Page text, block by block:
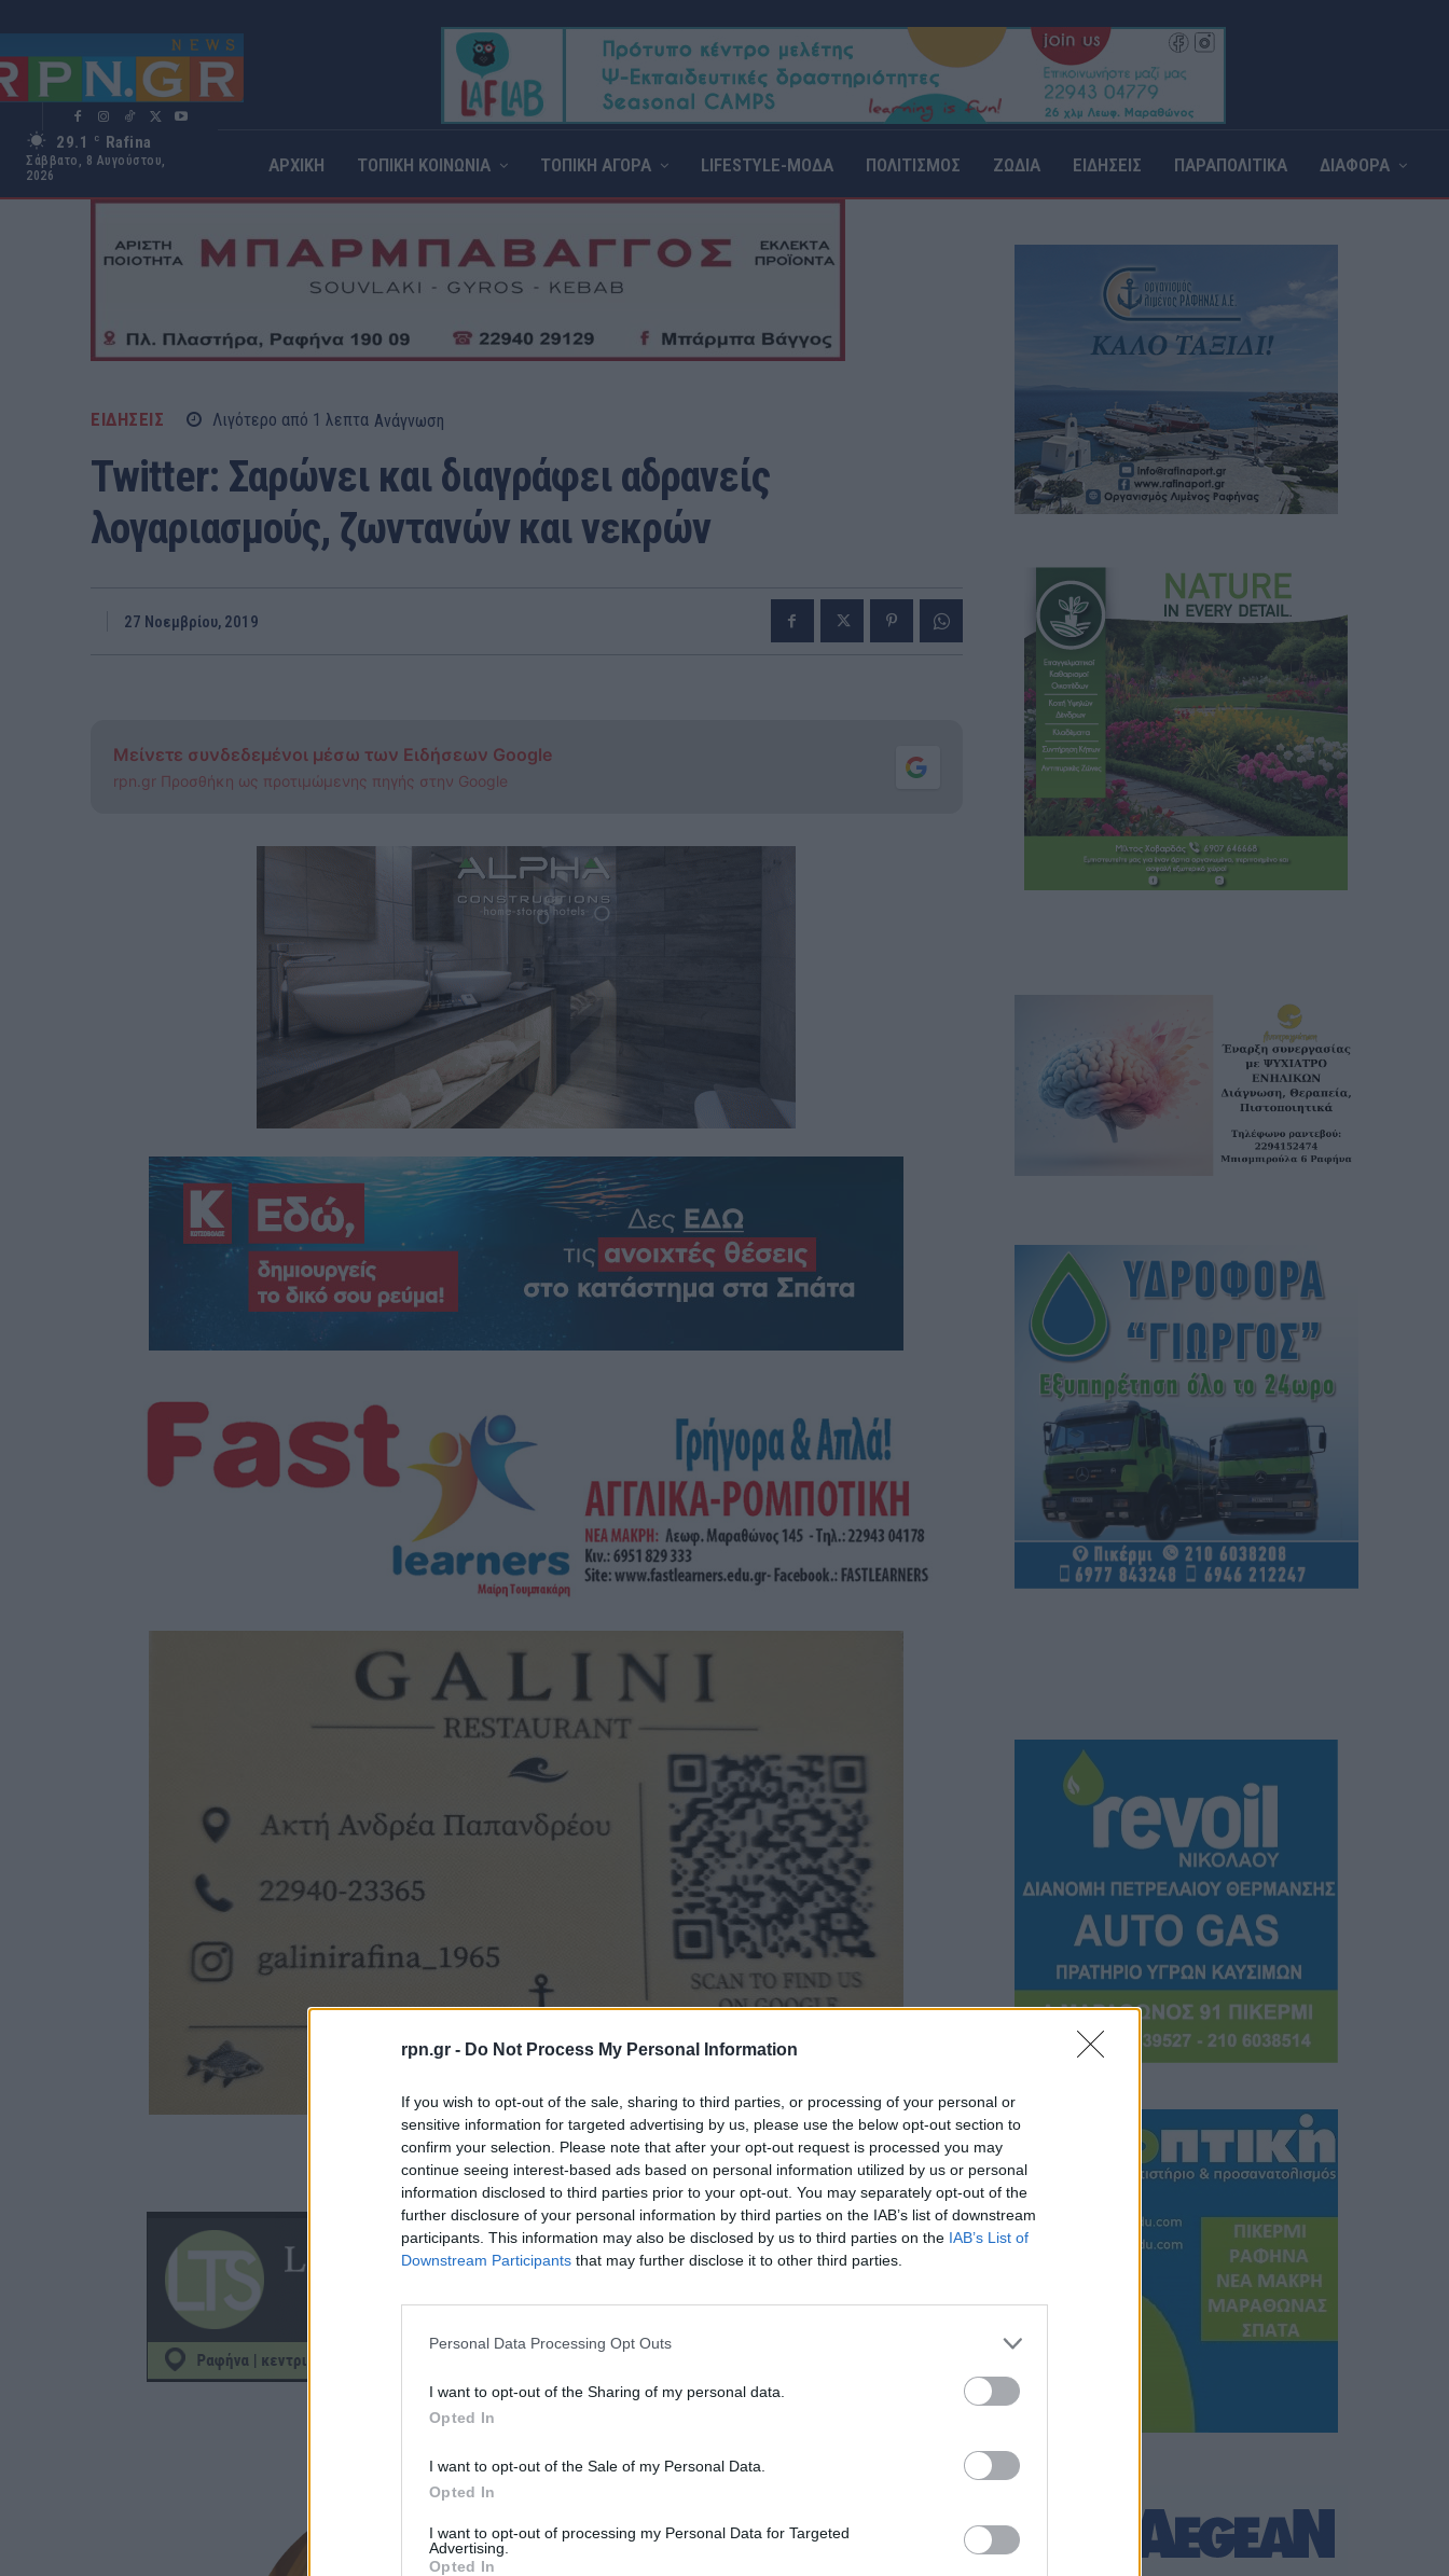
rpn.gr - Do Not Process My Personal Information
If you wish to opt-out of the sale, sharing to third parties, or processing of your personal or
sensitive information for targeted advertising by us, please use the below opt-out section to
confirm your selection. Please note that after your opt-out request is processed you may
continue seeing interest-based ads based on personal information utilized by us or personal
information disclosed to third parties prior to your opt-out. You may separately opt-out of the
further disclosure of your personal information by third parties on the IAB’s list of downstream
participants. This information may also be disclosed by us to third parties on the IAB’s List of
Downstream Participants that may further disclose it to other third parties.
Personal Data Processing Opt Outs
I want to opt-out of the Sharing of my personal data.
Opted In
I want to opt-out of the Sale of my Personal Data.
Opted In
I want to opt-out of processing my Personal Data for Targeted
Advertising.
Opted In
29.1 C Rafina
Σάββατο, 8 Αυγούστου,
2026
ΑΡΧΙΚΗ ΤΟΠΙΚΗ ΚΟΙΝΩΝΙΑ ΤΟΠΙΚΗ ΑΓΟΡΑ LIFESTYLE-ΜΟΔΑ ΠΟΛΙΤΙΣΜΟΣ ΖΩΔΙΑ ΕΙΔΗΣΕΙΣ ΠΑΡΑΠΟΛΙΤΙΚΑ ΔΙΑΦΟΡΑ
ΕΙΔΗΣΕΙΣ Λιγότερο από 1 λεπτα Ανάγνωση
Twitter: Σαρώνει και διαγράφει αδρανείς
λογαριασμούς, ζωντανών και νεκρών
27 Νοεμβρίου, 2019
Μείνετε συνδεδεμένοι μέσω των Ειδήσεων Google
rpn.gr Προσθήκη ως προτιμώμενης πηγής στην Google